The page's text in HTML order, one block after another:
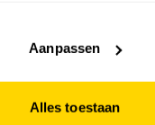
functioneert.
Aanpassen
Alles toestaan